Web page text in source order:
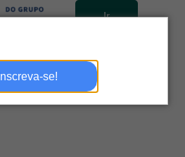
Inscreva-se!
Ir